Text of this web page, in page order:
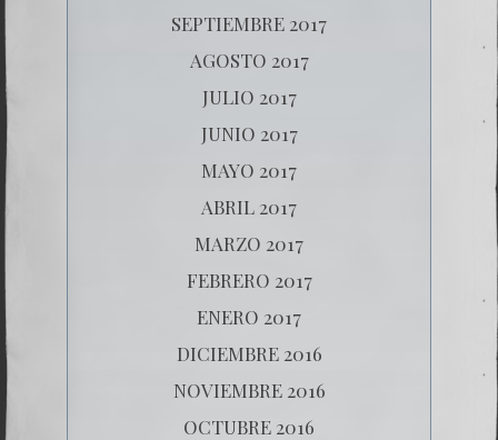
SEPTIEMBRE 2017
AGOSTO 2017
JULIO 2017
JUNIO 2017
MAYO 2017
ABRIL 2017
MARZO 2017
FEBRERO 2017
ENERO 2017
DICIEMBRE 2016
NOVIEMBRE 2016
OCTUBRE 2016